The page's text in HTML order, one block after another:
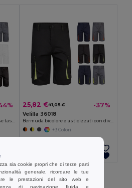
Bermuda elasticizzati con diverse tasche (240g/m²), in cotone (46%), EME (38%) e poliestere (16%)
25,82 €41,05 € -37%
Velilla 36018
Bermuda bicolore elasticizzati con diverse tasche (240g/m²), in cotone (46%), EME (38%) e poliestere (16%)
+3 Colori
sia cookie propri che di terze parti
generale, ricordare le tue
le prestazioni del sito web e
di navigazione fluida e